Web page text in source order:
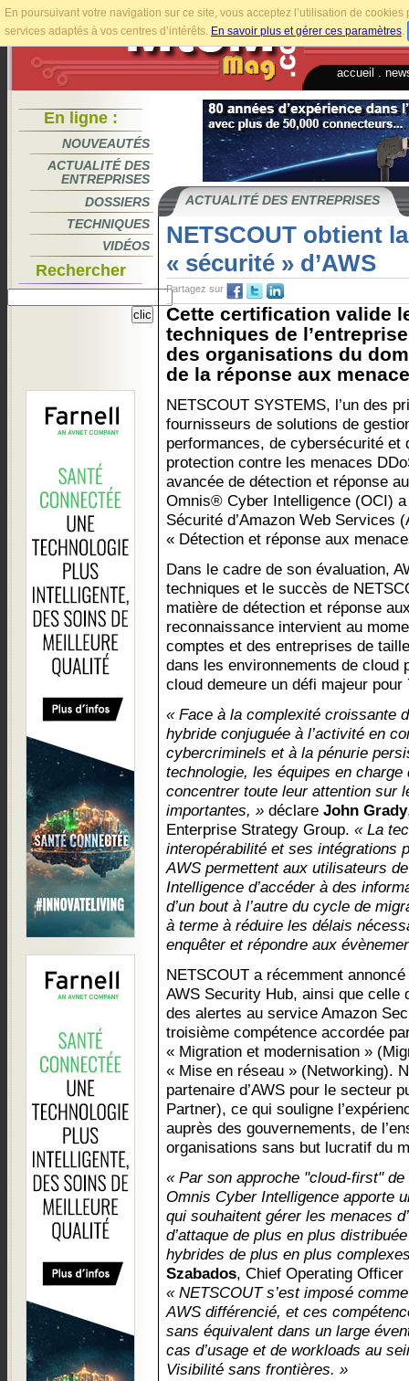
En poursuivant votre navigation sur ce site, vous acceptez l’utilisation de
services adaptés à vos centres d’intérêts. En savoir plus et gérer ces paramètres.
accueil
En ligne :
NOUVEAUTÉS
ACTUALITÉ DES
ENTREPRISES
DOSSIERS
TECHNIQUES
VIDÉOS
Rechercher
ACTUALITÉ DES ENTREPRISES
NETSCOUT obtient
« sécurité » d’AWS
Partagez sur
Cette certification valide
techniques de
des organisations du
de la réponse aux
NETSCOUT SYSTEMS, l’un des
fournisseurs de solutions de
performances, de cybersécurité et
protection contre les menaces
avancée de détection et réponse
Omnis® Cyber Intelligence (OCI)
Sécurité d’Amazon Web Services
« Détection et réponse aux
Dans le cadre de son évaluation,
techniques et le succès de
matière de détection et réponse
reconnaissance intervient au
comptes et des entreprises de
dans les environnements de cloud
cloud demeure un défi majeur pour
« Face à la complexité croissante
hybride conjuguée à l’activité en
cybercriminels et à la pénurie
technologie, les équipes en
concentrer toute leur attention sur
importantes, » déclare John Grady
Enterprise Strategy Group. « La
interopérabilité et ses intégrations
AWS permettent aux utilisateurs
Intelligence d’accéder à des
d’un bout à l’autre du cycle de
à terme à réduire les délais
enquêter et répondre aux
NETSCOUT a récemment
AWS Security Hub, ainsi que celle
des alertes au service Amazon
troisième compétence accordée
« Migration et modernisation »
« Mise en réseau » (Networking).
partenaire d’AWS pour le secteur
Partner), ce qui souligne
auprès des gouvernements, de
organisations sans but lucratif du
« Par son approche "cloud-first"
Omnis Cyber Intelligence apporte
qui souhaitent gérer les menaces
d’attaque de plus en plus
hybrides de plus en plus
Szabados, Chief Operating Officer
« NETSCOUT s’est imposé
AWS différencié, et ces
sans équivalent dans un large
cas d’usage et de workloads au
Visibilité sans frontières. »